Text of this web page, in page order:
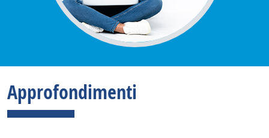
Approfondimenti